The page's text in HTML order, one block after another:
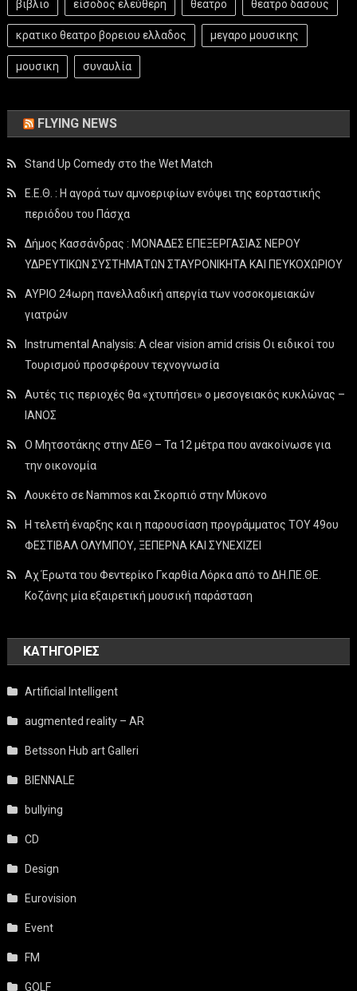
βιβλιο είσοδος ελεύθερη θεατρο θεατρο δασους
κρατικο θεατρο βορειου ελλαδος μεγαρο μουσικης
μουσικη συναυλία
FLYING NEWS
Stand Up Comedy στο the Wet Match
Ε.Ε.Θ. : Η αγορά των αμνοεριφίων ενόψει της εορταστικής
περιόδου του Πάσχα
Δήμος Κασσάνδρας : ΜΟΝΑΔΕΣ ΕΠΕΞΕΡΓΑΣΙΑΣ ΝΕΡΟΥ
ΥΔΡΕΥΤΙΚΩΝ ΣΥΣΤΗΜΑΤΩΝ ΣΤΑΥΡΟΝΙΚΗΤΑ ΚΑΙ ΠΕΥΚΟΧΩΡΙΟΥ
ΑΥΡΙΟ 24ωρη πανελλαδική απεργία των νοσοκομειακών
γιατρών
Instrumental Analysis: A clear vision amid crisis Οι ειδικοί του
Τουρισμού προσφέρουν τεχνογνωσία
Αυτές τις περιοχές θα «χτυπήσει» ο μεσογειακός κυκλώνας –
ΙΑΝΟΣ
Ο Μητσοτάκης στην ΔΕΘ – Τα 12 μέτρα που ανακοίνωσε για
την οικονομία
Λουκέτο σε Nammos και Σκορπιό στην Μύκονο
Η τελετή έναρξης και η παρουσίαση προγράμματος ΤΟΥ 49ου
ΦΕΣΤΙΒΑΛ ΟΛΥΜΠΟΥ, ΞΕΠΕΡΝΑ ΚΑΙ ΣΥΝΕΧΙΖΕΙ
Αχ Έρωτα του Φεντερίκο Γκαρθία Λόρκα από το ΔΗ.ΠΕ.ΘΕ.
Κοζάνης μία εξαιρετική μουσική παράσταση
KΑΤΗΓΟΡΊΕΣ
Artificial Intelligent
augmented reality – AR
Betsson Hub art Galleri
BIENNALE
bullying
CD
Design
Eurovision
Event
FM
GOLF